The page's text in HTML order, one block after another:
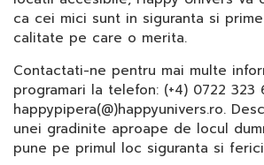
ca cei mici sunt in siguranta si
calitate pe care o merita.
Contactati-ne pentru mai multe
programari la telefon: (+4) 0722 323
happypipera(@)happyunivers.ro.
unei gradinite aproape de locul
pune pe primul loc siguranta si